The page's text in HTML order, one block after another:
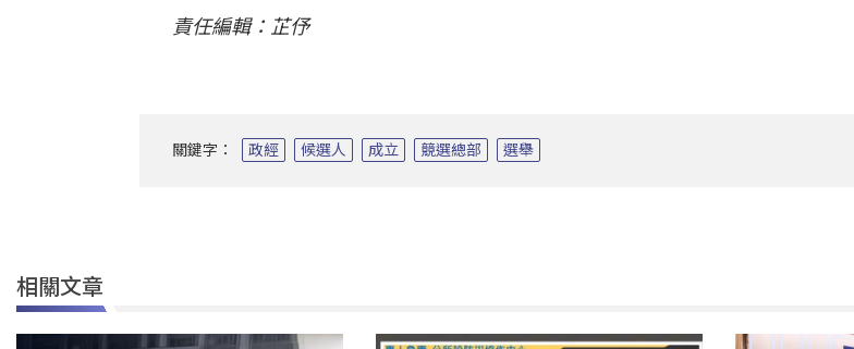
責任編輯：芷伃
關鍵字： 政經 候選人 成立 競選總部 選舉
相關文章